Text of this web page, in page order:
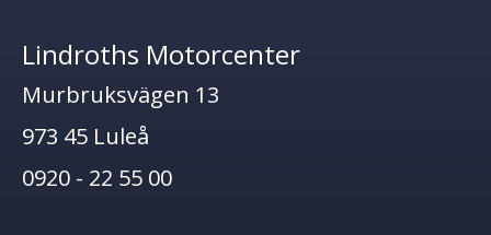
Lindroths Motorcenter
Murbruksvägen 13
973 45 Luleå
0920 - 22 55 00